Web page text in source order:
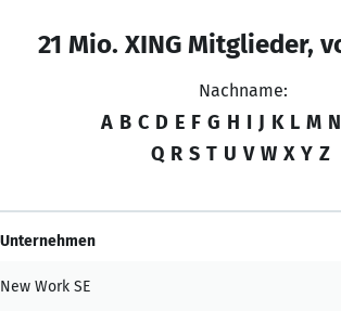
21 Mio. XING Mitglieder,
Nachname:
A B C D E F G H I J K L M N
Q R S T U V W X Y Z
Unternehmen
New Work SE